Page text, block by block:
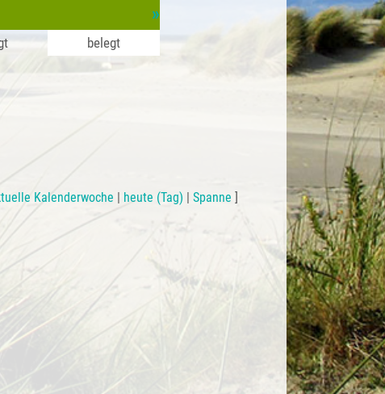
»
belegt
Kalenderwoche | heute (Tag) |Spanne ]